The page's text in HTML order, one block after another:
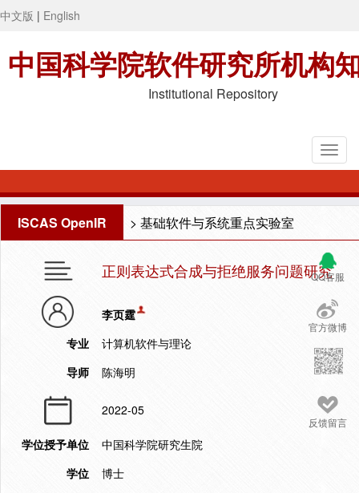
中文版 | English
中国科学院软件研究所机构
Institutional Repository
ISCAS OpenIR > 基础软件与系统重点实验室
QQ客服
官方微博
反馈留言
正则表达式合成与拒绝服务问题研究
李页霆
专业
计算机软件与理论
导师
陈海明
2022-05
学位授予单位
中国科学院研究生院
学位
博士